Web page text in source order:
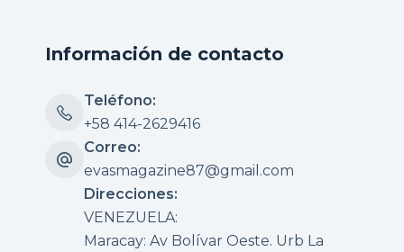
Información de contacto
Teléfono:
+58 414-2629416
Correo:
evasmagazine87@gmail.com
Direcciones:
VENEZUELA:
Maracay: Av Bolívar Oeste. Urb La